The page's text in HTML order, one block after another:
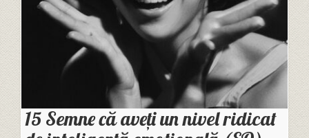
15 Semne că aveți un nivel ridicat